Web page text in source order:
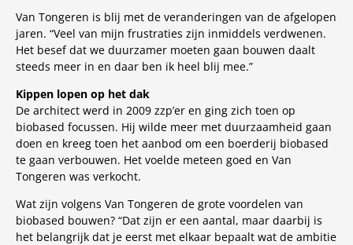
Van Tongeren is blij met de veranderingen van de afgelopen
jaren. “Veel van mijn frustraties zijn inmiddels verdwenen.
Het besef dat we duurzamer moeten gaan bouwen daalt
steeds meer in en daar ben ik heel blij mee.”
Kippen lopen op het dak
De architect werd in 2009 zzp’er en ging zich toen op
biobased focussen. Hij wilde meer met duurzaamheid gaan
doen en kreeg toen het aanbod om een boerderij biobased
te gaan verbouwen. Het voelde meteen goed en Van
Tongeren was verkocht.
Wat zijn volgens Van Tongeren de grote voordelen van
biobased bouwen? “Dat zijn er een aantal, maar daarbij is
het belangrijk dat je eerst met elkaar bepaalt wat de ambitie